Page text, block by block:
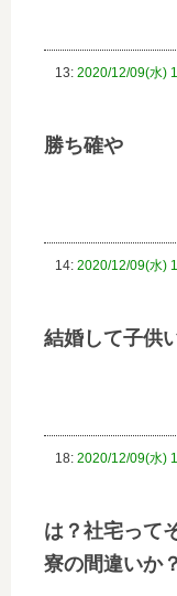
13: 2020/12/09(水)
勝ち確や
14: 2020/12/09(水)
結婚して子供
18: 2020/12/09(水)
は？社宅って
寮の間違いか？